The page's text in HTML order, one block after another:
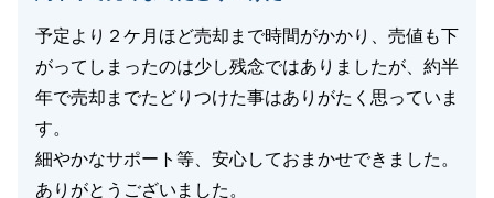
閉じる
予定より２ケ月ほど売却まで時間がかかり、売値も下
がってしまったのは少し残念ではありましたが、約半
年で売却までたどりつけた事はありがたく思っていま
す。
細やかなサポート等、安心しておまかせできました。
ありがとうございました。